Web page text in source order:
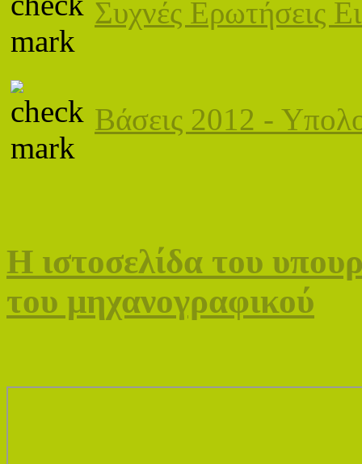
Συχνές Ερωτήσεις
Βάσεις 2012 -
Η ιστοσελίδα του
του μηχανογραφικού